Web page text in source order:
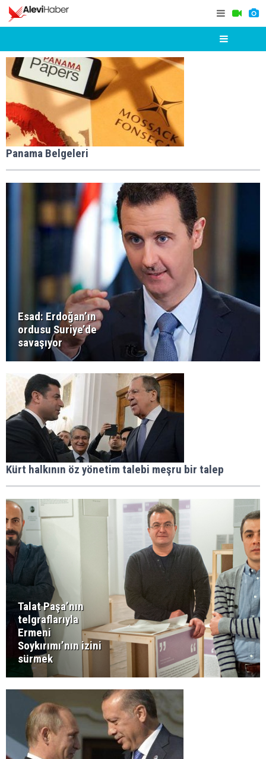
Panama Belgeleri
Esad: Erdoğan’ın
ordusu Suriye’de
savaşıyor
Kürt halkının öz yönetim talebi meşru bir talep
Talat Paşa’nın
telgraflarıyla
Ermeni
Soykırımı’nın izini
sürmek